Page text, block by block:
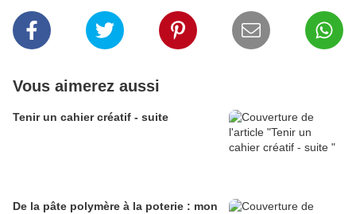
Vous aimerez aussi
Tenir un cahier créatif - suite
De la pâte polymère à la poterie : mon